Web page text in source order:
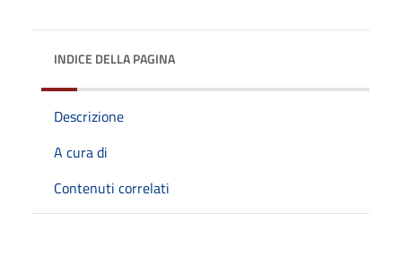
INDICE DELLA PAGINA
Descrizione
A cura di
Contenuti correlati